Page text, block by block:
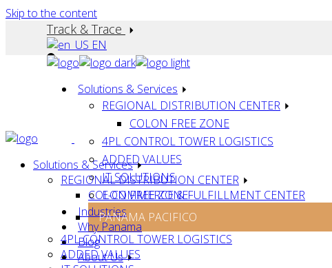
Skip to the content
Track & Trace
EN
Solutions & Services
REGIONAL DISTRIBUTION CENTER
COLON FREE ZONE
4PL CONTROL TOWER LOGISTICS
ADDED VALUES
IT SOLUTIONS
E-COMMERCE & FULFILLMENT CENTER
Industries
Why Panama
Blog
About Us
Solutions & Services
REGIONAL DISTRIBUTION CENTER
COLON FREE ZONE
PANAMA PACIFICO
4PL CONTROL TOWER LOGISTICS
ADDED VALUES